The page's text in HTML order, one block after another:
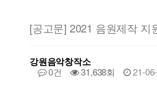
[공고문] 2021 음원제작 지
강원음악창작소
0건 31,638회 21-